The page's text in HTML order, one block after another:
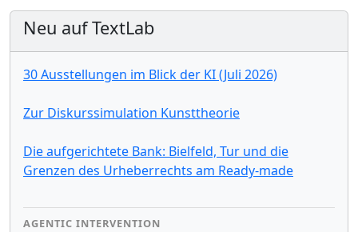
Neu auf TextLab
30 Ausstellungen im Blick der KI (Juli 2026)
Zur Diskurssimulation Kunsttheorie
Die aufgerichtete Bank: Bielfeld, Tur und die
Grenzen des Urheberrechts am Ready-made
AGENTIC INTERVENTION